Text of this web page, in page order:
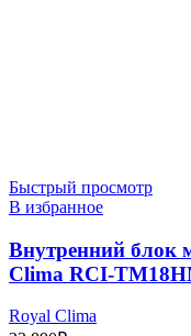
Быстрый просмотр
В избранное
Внутренний блок
Clima RCI-
Royal Clima